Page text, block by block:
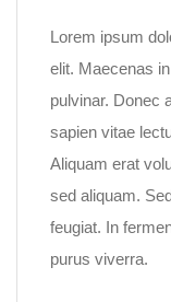
Lorem ipsum
elit. Maecenas
pulvinar. Donec
sapien vitae
Aliquam erat
sed aliquam.
feugiat. In
purus viverra.